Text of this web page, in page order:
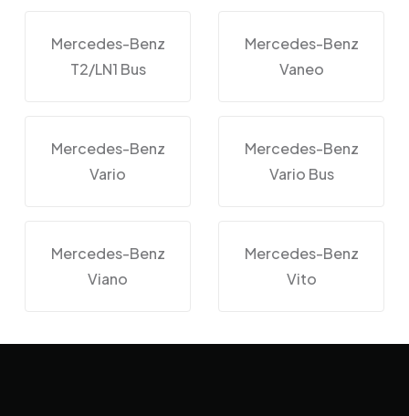
Mercedes-Benz
T2/LN1 Bus
Mercedes-Benz
Vaneo
Mercedes-Benz
Vario
Mercedes-Benz
Vario Bus
Mercedes-Benz
Viano
Mercedes-Benz
Vito